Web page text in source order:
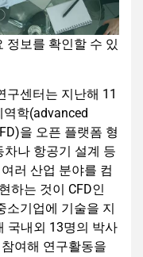
정보를 확인할 수 있
구센터는 지난해 11
학(advanced
을 오픈 플랫폼 형
나 항공기 설계 등
러 산업 분야를 컴
하는 것이 CFD인
소기업에 기술을 지
국내외 13명의 박사
여해 연구활동을